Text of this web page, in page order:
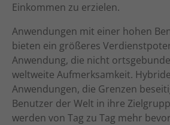
Einkommen zu erzielen.
Anwendungen mit einer hohen
bieten ein größeres
Anwendung, die nicht
weltweite Aufmerksamkeit.
Anwendungen, die Grenzen
Benutzer der Welt in ihre
werden von Tag zu Tag mehr